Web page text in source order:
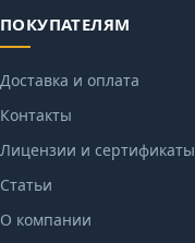
ПОКУПАТЕЛЯМ
Доставка и оплата
Контакты
Лицензии и сертификаты
Статьи
О компании